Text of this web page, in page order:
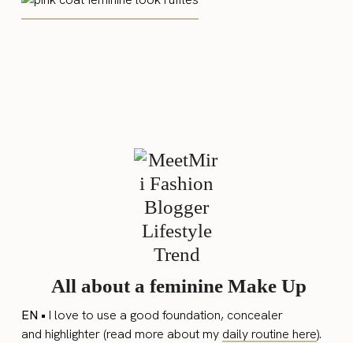
All about a feminine Make Up
EN • I love to use a good foundation, concealer
and highlighter (read more about my daily routine here).